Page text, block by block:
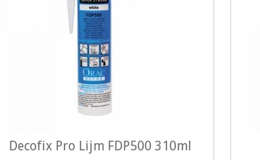
Decofix Pro Lijm FDP500 310ml